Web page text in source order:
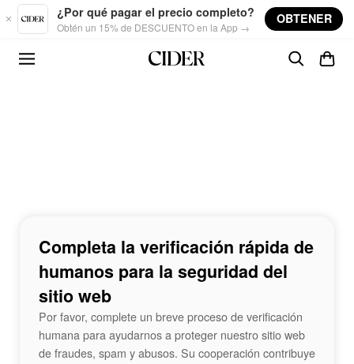
Skip to main content
¿Por qué pagar el precio completo?
Obtén un 15% de DESCUENTO en la App →
OBTENER
Completa la verificación rápida de
humanos para la seguridad del
sitio web
Por favor, complete un breve proceso de verificación
humana para ayudarnos a proteger nuestro sitio web
de fraudes, spam y abusos. Su cooperación contribuye